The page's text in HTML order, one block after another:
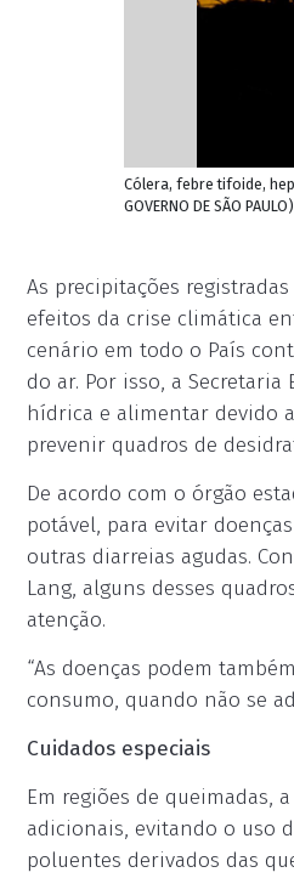
Cólera, febre tifoide,
GOVERNO DE SÃO PAULO)
As precipitações
efeitos da crise climática
cenário em todo o País
do ar. Por isso, a
hídrica e alimentar devido
prevenir quadros de
De acordo com o órgão
potável, para evitar
outras diarreias agudas.
Lang, alguns desses
atenção.
“As doenças podem
consumo, quando não se
Cuidados especiais
Em regiões de queimadas,
adicionais, evitando o uso
poluentes derivados das